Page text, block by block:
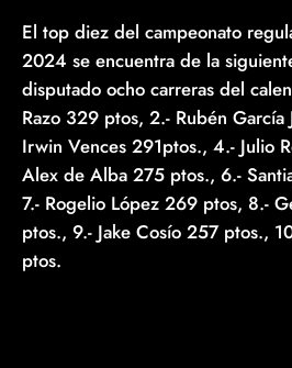
El top diez del campeonato
2024 se encuentra de la
disputado ocho carreras del
Razo 329 ptos, 2.- Rubén
Irwin Vences 291ptos., 4.- Julio
Alex de Alba 275 ptos., 6.-
7.- Rogelio López 269 ptos, 8.-
ptos., 9.- Jake Cosío 257 ptos.,
ptos.